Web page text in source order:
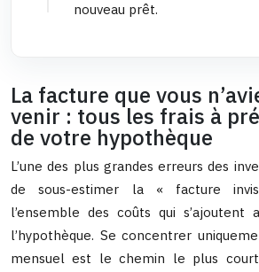
nouveau prêt.
La facture que vous
venir : tous les frais à
de votre hypothèque
L’une des plus grandes erreurs des
de sous-estimer la « facture
l’ensemble des coûts qui s’ajoutent
l’hypothèque. Se concentrer
mensuel est le chemin le plus